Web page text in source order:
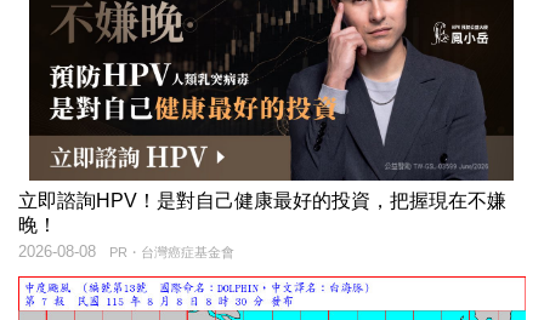
立即諮詢HPV！是對自己健康最好的投資，把握現在不嫌
晚！
PR・台灣癌症基金會
2026-08-08